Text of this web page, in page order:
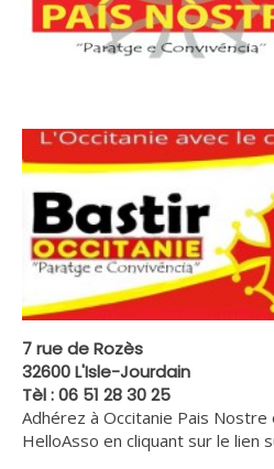
7 rue de Rozès
32600 L'Isle-Jourdain
Tèl : 06 51 28 30 25
Adhérez à Occitanie Pais
HelloAsso en cliquant sur le lien